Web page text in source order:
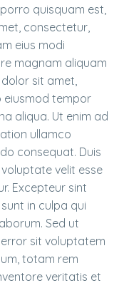
quisquam est,
consectetur,
eius modi
magnam aliquam
sit amet,
eiusmod tempor
aliqua. Ut enim ad
ullamco
consequat. Duis
velit esse
Excepteur sint
in culpa qui
Sed ut
sit voluptatem
totam rem
veritatis et